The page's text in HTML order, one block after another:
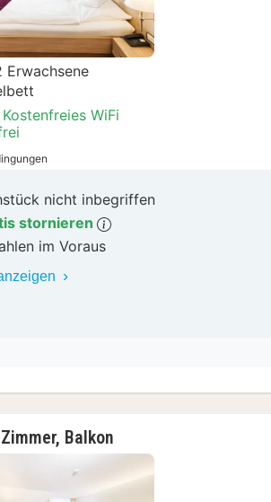
Erwachsene
Kostenfreies WiFi
nicht inbegriffen
stornieren
im Voraus
Balkon